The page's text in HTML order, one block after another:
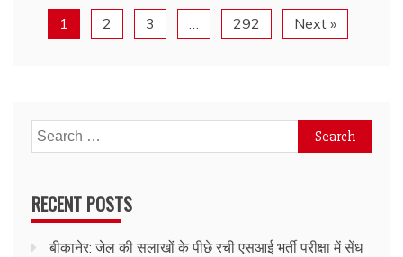
दुकानों
1 2 3 292 Next »
Search
for:
RECENT POSTS
बीकानेर: जेल की सलाखों के पीछे रची एसआई भर्ती परीक्षा में सेंध